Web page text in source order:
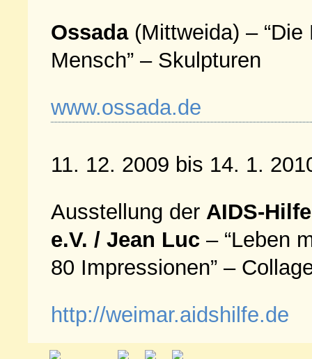
Ossada(Mittweida) – “Die
Mensch” – Skulpturen
www.ossada.de
11. 12. 2009 bis 14. 1.
Ausstellung der AIDS-
e.V. / Jean Luc – “Leben
80 Impressionen” –
http://weimar.aidshilfe.de